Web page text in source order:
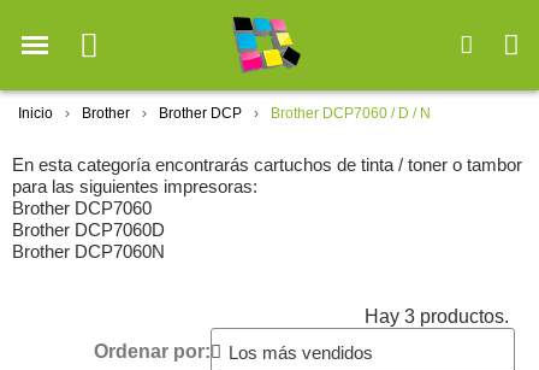
Inicio Brother Brother DCP Brother DCP7060 / D / N
En esta categoría encontrarás cartuchos de tinta / toner o tambor
para las siguientes impresoras:
Brother DCP7060
Brother DCP7060D
Brother DCP7060N
Hay 3 productos.
Ordenar por: